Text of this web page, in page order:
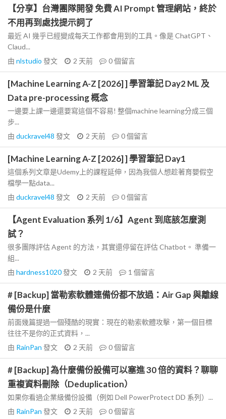
【分享】台灣團隊開發 免費 AI Prompt 管理網站，終於
不用再到處找提示詞了
最近 AI 幾乎已經變成每天工作都會用到的工具。像是 ChatGPT、
Claud...
由 nlstudio 發文 2 天前 0個留言
[Machine Learning A-Z [2026] ] 學習筆記 Day2 ML 及
Data pre-processing 概念
一邊要上課一邊還要寫這個不容易! 整個machine learning分成三個
步...
由 duckravel48 發文 2 天前 0個留言
[Machine Learning A-Z [2026] ] 學習筆記 Day1
這個系列文章是Udemy上的課程延伸，因為我個人想趁著育嬰假空
檔學一點data...
由 duckravel48 發文 2 天前 0個留言
【Agent Evaluation 系列 1/6】Agent 到底該怎麼測
試？
很多團隊評估 Agent 的方法，其實還停留在評估 Chatbot。 準備一
組...
由 hardness1020發文 2 天前 1 個留言
# [Backup] 當勒索軟體連備份都不放過：Air Gap 與離線
備份是什麼
前面幾篇提過一個殘酷的現實：現在的勒索軟體攻擊，第一個目標
往往不是你的正式資料，...
由 RainPan 發文 2 天前 0個留言
# [Backup] 為什麼備份設備可以塞進 30 倍的資料？聊聊
重複資料刪除（Deduplication）
如果你看過企業級備份設備（例如 Dell PowerProtect DD 系列）...
由 RainPan 發文 2 天前 0個留言